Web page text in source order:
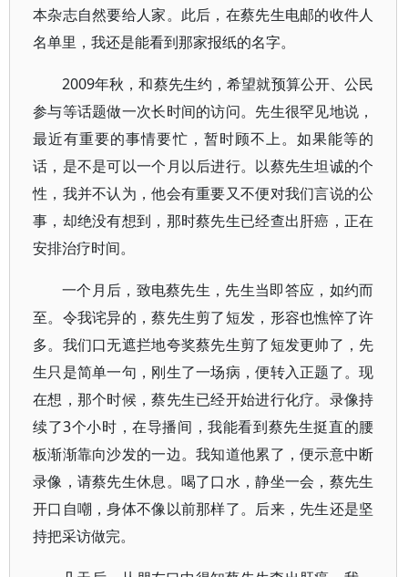
本杂志自然要给人家。此后，在蔡先生电邮的收件人
名单里，我还是能看到那家报纸的名字。
2009年秋，和蔡先生约，希望就预算公开、公民
参与等话题做一次长时间的访问。先生很罕见地说，
最近有重要的事情要忙，暂时顾不上。如果能等的
话，是不是可以一个月以后进行。以蔡先生坦诚的个
性，我并不认为，他会有重要又不便对我们言说的公
事，却绝没有想到，那时蔡先生已经查出肝癌，正在
安排治疗时间。
一个月后，致电蔡先生，先生当即答应，如约而
至。令我诧异的，蔡先生剪了短发，形容也憔悴了许
多。我们口无遮拦地夸奖蔡先生剪了短发更帅了，先
生只是简单一句，刚生了一场病，便转入正题了。现
在想，那个时候，蔡先生已经开始进行化疗。录像持
续了3个小时，在导播间，我能看到蔡先生挺直的腰
板渐渐靠向沙发的一边。我知道他累了，便示意中断
录像，请蔡先生休息。喝了口水，静坐一会，蔡先生
开口自嘲，身体不像以前那样了。后来，先生还是坚
持把采访做完。